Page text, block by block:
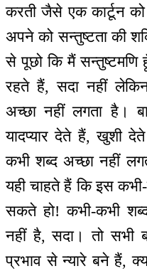
करती जैसे एक कार्टून
अपने को सन्तुष्टता की
से पूछो कि मैं
रहते हैं, सदा नहीं
अच्छा नहीं लगता है।
यादप्यार देते हैं, खुशी
कभी शब्द अच्छा नहीं
यही चाहते हैं कि इस
सकते हो! कभी-कभी शब्द
नहीं है, सदा। तो सभी
प्रभाव से न्यारे बने हैं,